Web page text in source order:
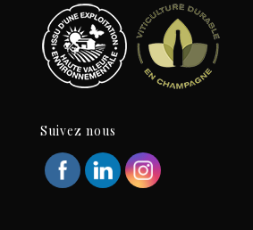
Suivez nous